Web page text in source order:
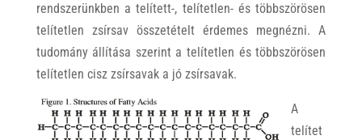
rendszerünkben a telített-, telítetlen- és többszörösen
telítetlen zsírsav összetételt érdemes megnézni. A
tudomány állítása szerint a telítetlen és többszörösen
telítetlen cisz zsírsavak a jó zsírsavak.
A
telítet